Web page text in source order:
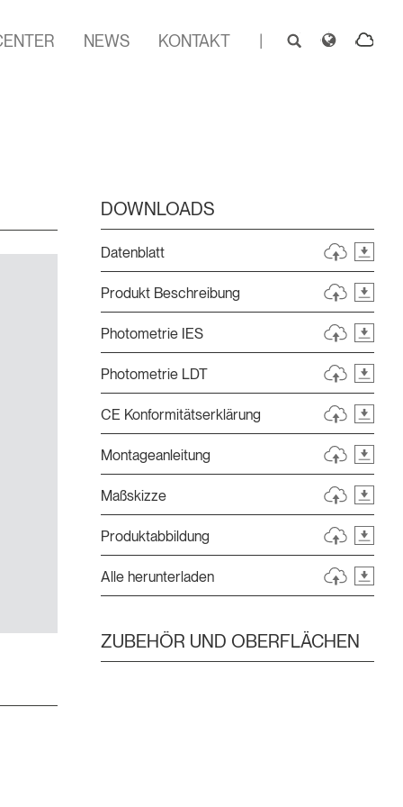
NEWS KONTAKT
DOWNLOADS
Datenblatt
Produkt Beschreibung
Photometrie IES
Photometrie LDT
CE Konformitätserklärung
Montageanleitung
Maßskizze
Produktabbildung
Alle herunterladen
ZUBEHÖR UND OBERFLÄCHEN